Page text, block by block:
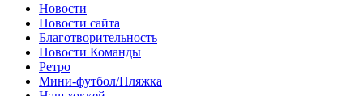
Новости
Новости сайта
Благотворительность
Новости Команды
Ретро
Мини-футбол/Пляжка